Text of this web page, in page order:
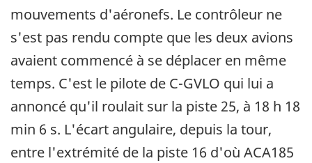
mouvements d'aéronefs. Le contrôleur ne
s'est pas rendu compte que les deux avions
avaient commencé à se déplacer en même
temps. C'est le pilote de C-GVLO qui lui a
annoncé qu'il roulait sur la piste 25, à 18 h 18
min 6 s. L'écart angulaire, depuis la tour,
entre l'extrémité de la piste 16 d'où ACA185